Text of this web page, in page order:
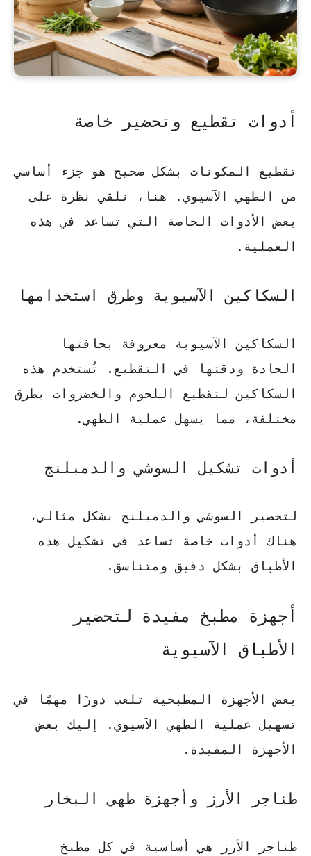
أدوات تقطيع وتحضير خاصة
تقطيع المكونات بشكل صحيح هو جزء أساسي
من الطهي الآسيوي. هنا، نلقي نظرة على
بعض الأدوات الخاصة التي تساعد في هذه
العملية.
السكاكين الآسيوية وطرق استخدامها
السكاكين الآسيوية معروفة بحافتها
الحادة ودقتها في التقطيع. تُستخدم هذه
السكاكين لتقطيع اللحوم والخضروات بطرق
مختلفة، مما يسهل عملية الطهي.
أدوات تشكيل السوشي والدمبلنج
لتحضير السوشي والدمبلنج بشكل مثالي،
هناك أدوات خاصة تساعد في تشكيل هذه
الأطباق بشكل دقيق ومتناسق.
أجهزة مطبخ مفيدة لتحضير
الأطباق الآسيوية
بعض الأجهزة المطبخية تلعب دورًا مهمًا في
تسهيل عملية الطهي الآسيوي. إليك بعض
الأجهزة المفيدة.
طناجر الأرز وأجهزة طهي البخار
طناجر الأرز هي أساسية في كل مطبخ